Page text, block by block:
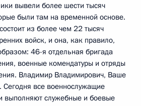
вывели более шести тысяч
были там на временной основе.
из более чем 22 тысяч
войск, и она, как правило,
46-я отдельная бригада
военные комендатуры и отряды
Владимир Владимирович, Ваше
Сегодня все военнослужащие
выполняют служебные и боевые